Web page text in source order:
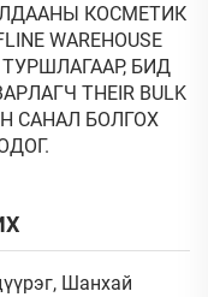
КОСМЕТИК
WAREHOUSE
БИД
THEIR BULK
САНАЛ БОЛГОХ
Шанхай